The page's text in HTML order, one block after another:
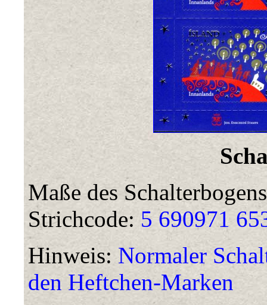
Maße des
Strichcode: 5 690971
Hinweis: Normaler
den Heftchen-Marken